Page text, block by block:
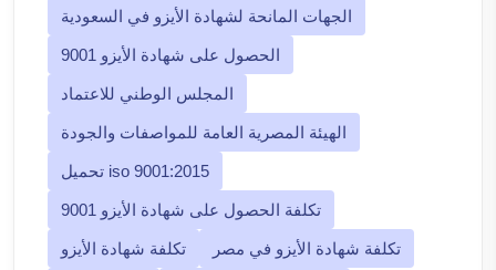
الجهات المانحة لشهادة الأيزو في السعودية
الحصول على شهادة الأيزو 9001
المجلس الوطني للاعتماد
الهيئة المصرية العامة للمواصفات والجودة
تحميل iso 9001:2015
تكلفة الحصول على شهادة الأيزو 9001
تكلفة شهادة الأيزو تكلفة شهادة الأيزو في مصر